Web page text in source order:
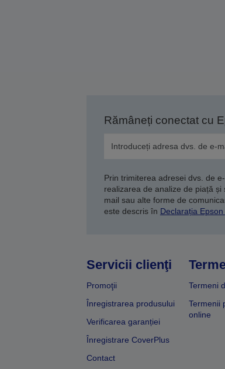
Rămâneți conectat cu
Prin trimiterea adresei dvs. de
realizarea de analize de piață
mail sau alte forme de
este descris în Declarația
Servicii clienţi
Promoţii
Înregistrarea produsului
Verificarea garanției
Înregistrare CoverPlus
Contact
Termeni
Termenii
online